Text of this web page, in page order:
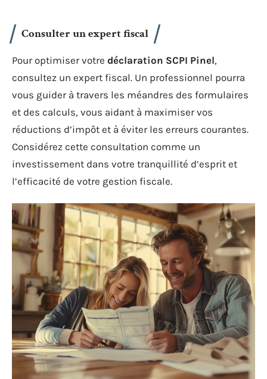
Consulter un expert fiscal
Pour optimiser votre déclaration SCPI Pinel,
consultez un expert fiscal. Un professionnel pourra
vous guider à travers les méandres des formulaires
et des calculs, vous aidant à maximiser vos
réductions d’impôt et à éviter les erreurs courantes.
Considérez cette consultation comme un
investissement dans votre tranquillité d’esprit et
l’efficacité de votre gestion fiscale.